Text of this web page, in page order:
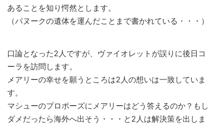
あることを知り愕然とします。
（パヌークの遺体を運んだことまで書かれている・・・）
口論となった2人ですが、ヴァイオレットが誤りに後日コ
ーラを訪問します。
メアリーの幸せを願うところは2人の想いは一致していま
す。
マシューのプロポーズにメアリーはどう答えるのか？もし
ダメだったら海外へ出そう・・・と2人は解決策を出しま